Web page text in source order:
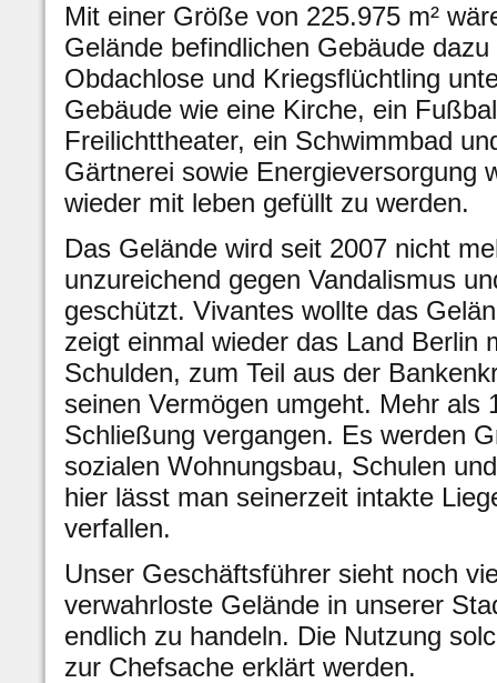
Mit einer Größe von 225.975 m²
Gelände befindlichen Gebäude
Obdachlose und Kriegsflüchtling
Gebäude wie eine Kirche, ein
Freilichttheater, ein Schwimmbad
Gärtnerei sowie Energieversorgung
wieder mit leben gefüllt zu werden.
Das Gelände wird seit 2007 nicht
unzureichend gegen Vandalismus
geschützt. Vivantes wollte das
zeigt einmal wieder das Land Berlin
Schulden, zum Teil aus der
seinen Vermögen umgeht. Mehr als
Schließung vergangen. Es werden
sozialen Wohnungsbau, Schulen
hier lässt man seinerzeit intakte
verfallen.
Unser Geschäftsführer sieht noch
verwahrloste Gelände in unserer
endlich zu handeln. Die Nutzung
zur Chefsache erklärt werden.